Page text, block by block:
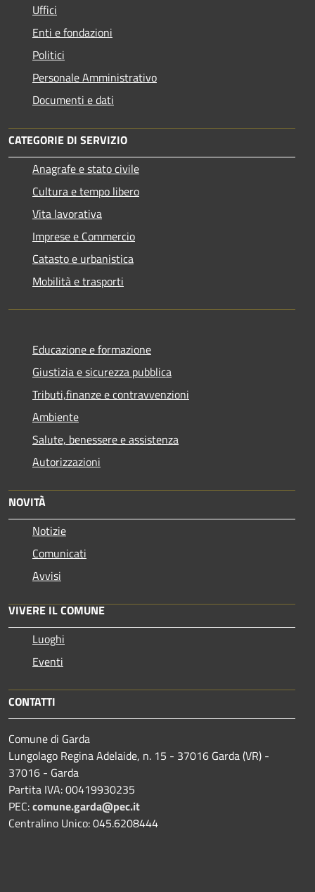
Uffici
Enti e fondazioni
Politici
Personale Amministrativo
Documenti e dati
CATEGORIE DI SERVIZIO
Anagrafe e stato civile
Cultura e tempo libero
Vita lavorativa
Imprese e Commercio
Catasto e urbanistica
Mobilità e trasporti
Educazione e formazione
Giustizia e sicurezza pubblica
Tributi,finanze e contravvenzioni
Ambiente
Salute, benessere e assistenza
Autorizzazioni
NOVITÀ
Notizie
Comunicati
Avvisi
VIVERE IL COMUNE
Luoghi
Eventi
CONTATTI
Comune di Garda
Lungolago Regina Adelaide, n. 15 - 37016 Garda (VR) -
37016 - Garda
Partita IVA: 00419930235
PEC:comune.garda@pec.it
Centralino Unico: 045.6208444